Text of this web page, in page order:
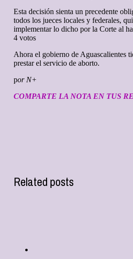
Esta decisión sienta un precedente
todos los jueces locales y federales,
implementar lo dicho por la Corte al
4 votos
Ahora el gobierno de Aguascalientes
prestar el servicio de aborto.
por N+
COMPARTE LA NOTA EN TUS
Related posts